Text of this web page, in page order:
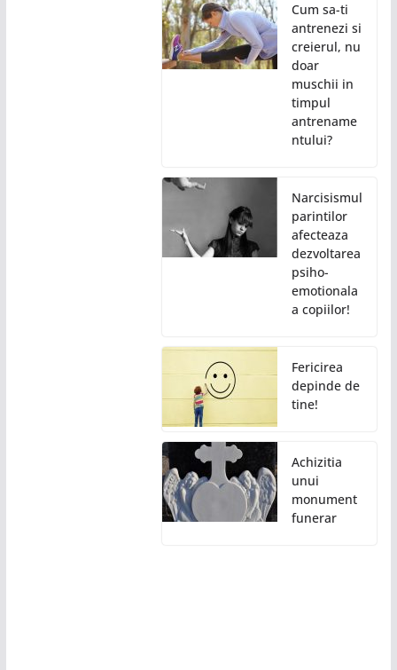
Cum sa-ti
antrenezi si
creierul, nu
doar
muschii in
timpul
antrename
ntului?
Narcisismul
parintilor
afecteaza
dezvoltarea
psiho-
emotionala
a copiilor!
Fericirea
depinde de
tine!
Achizitia
unui
monument
funerar